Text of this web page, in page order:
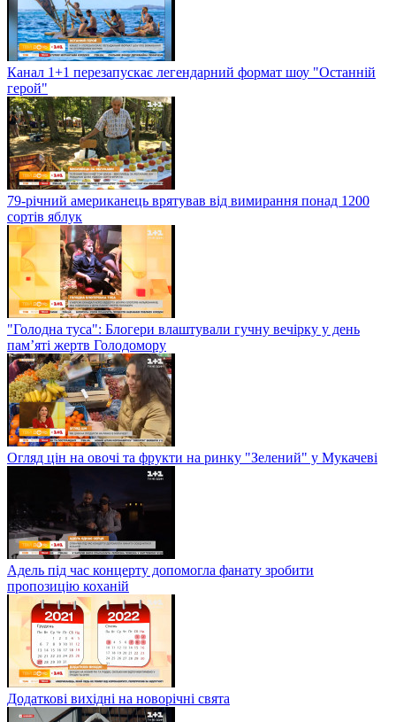
Канал 1+1 перезапускає легендарний формат шоу "Останній
герой"
79-річний американець врятував від вимирання понад 1200
сортів яблук
"Голодна туса": Блогери влаштували гучну вечірку у день
пам’яті жертв Голодомору
Огляд цін на овочі та фрукти на ринку "Зелений" у Мукачеві
Адель під час концерту допомогла фанату зробити
пропозицію коханій
Додаткові вихідні на новорічні свята